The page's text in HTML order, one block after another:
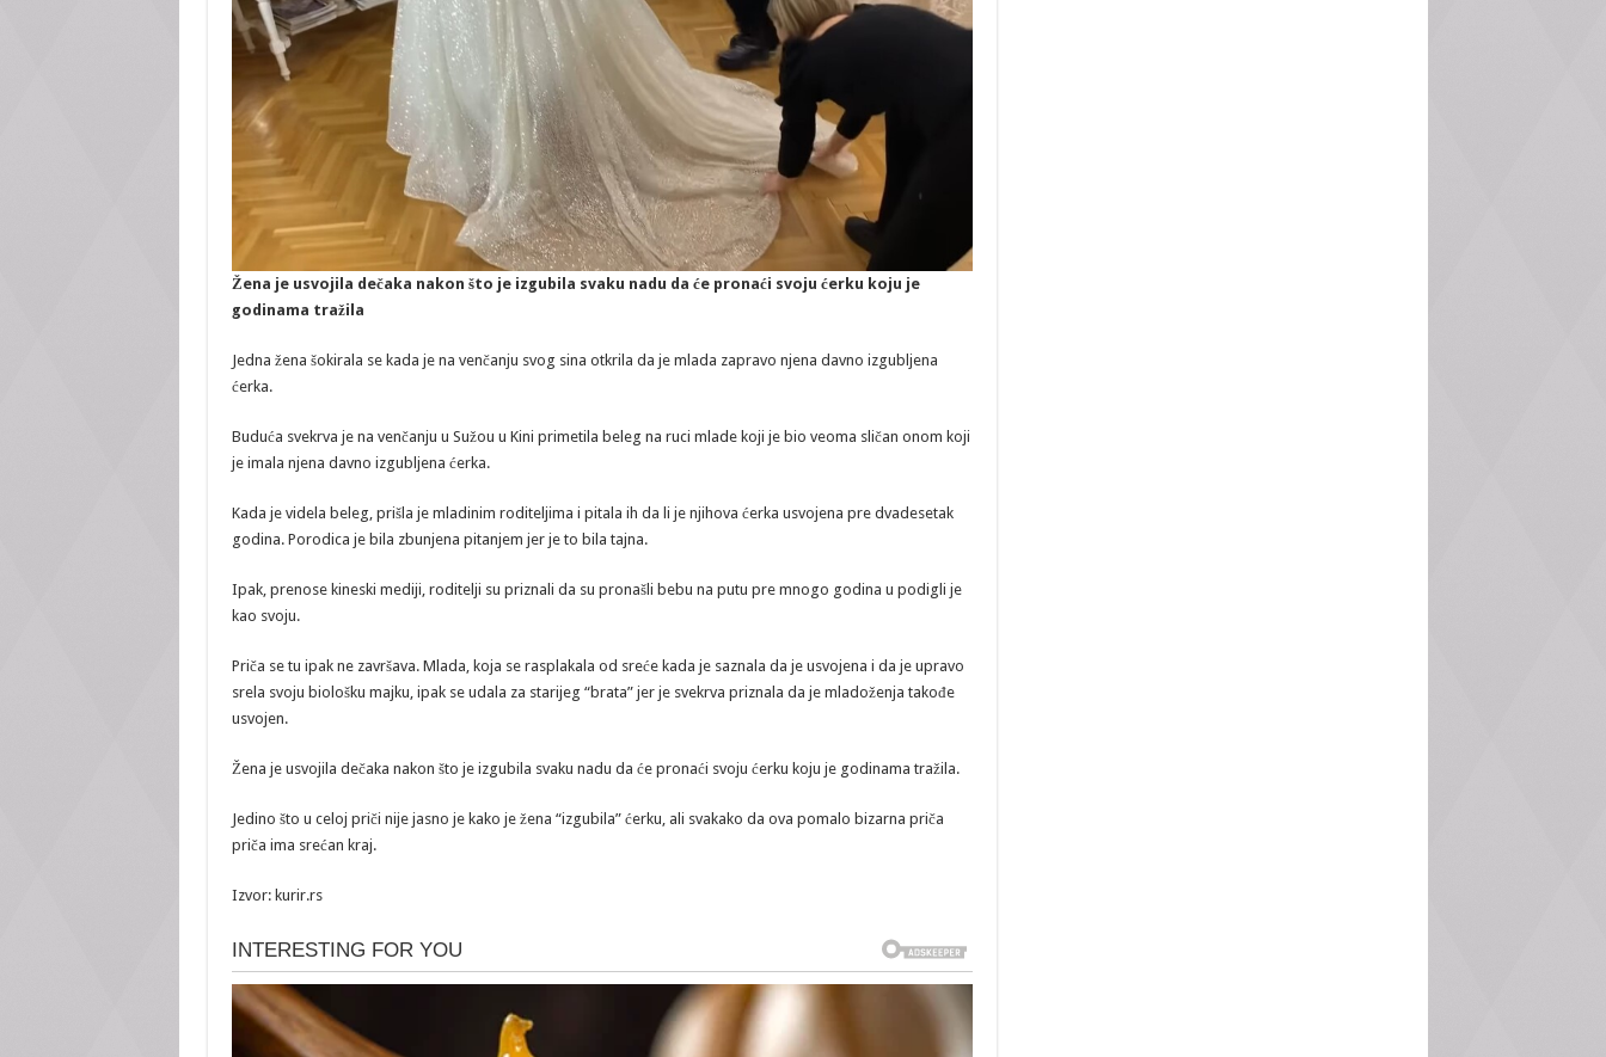
Žena je usvojila dečaka nakon što je izgubila svaku nadu da će pronaći svoju ćerku koju je
godinama tražila
Jedna žena šokirala se kada je na venčanju svog sina otkrila da je mlada zapravo njena davno izgubljena
ćerka.
Buduća svekrva je na venčanju u Sužou u Kini primetila beleg na ruci mlade koji je bio veoma sličan onom koji
je imala njena davno izgubljena ćerka.
Kada je videla beleg, prišla je mladinim roditeljima i pitala ih da li je njihova ćerka usvojena pre dvadesetak
godina. Porodica je bila zbunjena pitanjem jer je to bila tajna.
Ipak, prenose kineski mediji, roditelji su priznali da su pronašli bebu na putu pre mnogo godina u podigli je
kao svoju.
Priča se tu ipak ne završava. Mlada, koja se rasplakala od sreće kada je saznala da je usvojena i da je upravo
srela svoju biološku majku, ipak se udala za starijeg “brata” jer je svekrva priznala da je mladoženja takođe
usvojen.
Žena je usvojila dečaka nakon što je izgubila svaku nadu da će pronaći svoju ćerku koju je godinama tražila.
Jedino što u celoj priči nije jasno je kako je žena “izgubila” ćerku, ali svakako da ova pomalo bizarna priča
priča ima srećan kraj.
Izvor: kurir.rs